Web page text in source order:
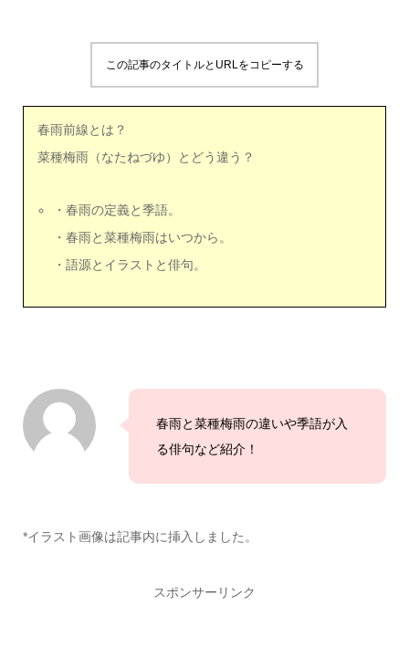
この記事のタイトルとURLをコピーする
春雨前線とは？
菜種梅雨（なたねづゆ）とどう違う？
・春雨の定義と季語。
・春雨と菜種梅雨はいつから。
・語源とイラストと俳句。
春雨と菜種梅雨の違いや季語が入
る俳句など紹介！
*イラスト画像は記事内に挿入しました。
スポンサーリンク